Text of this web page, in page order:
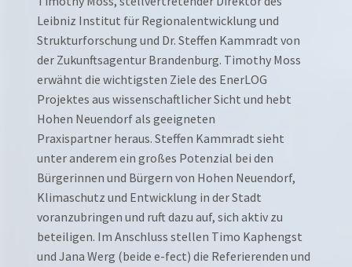
Leibniz Institut für Regionalentwicklung und
Strukturforschung und Dr. Steffen Kammradt von
der Zukunftsagentur Brandenburg. Timothy Moss
erwähnt die wichtigsten Ziele des EnerLOG
Projektes aus wissenschaftlicher Sicht und hebt
Hohen Neuendorf als geeigneten
Praxispartner heraus. Steffen Kammradt sieht
unter anderem ein großes Potenzial bei den
Bürgerinnen und Bürgern von Hohen Neuendorf,
Klimaschutz und Entwicklung in der Stadt
voranzubringen und ruft dazu auf, sich aktiv zu
beteiligen. Im Anschluss stellen Timo Kaphengst
und Jana Werg (beide e-fect) die Referierenden und